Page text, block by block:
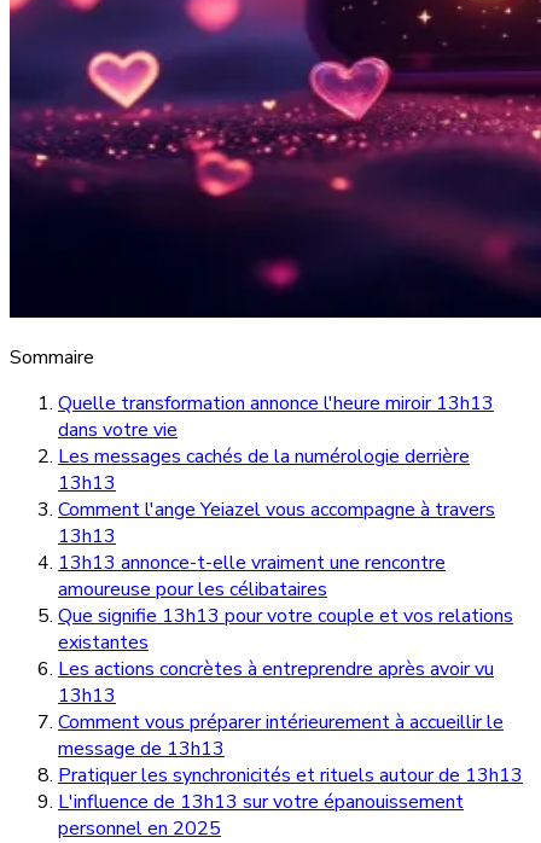
Sommaire
Quelle transformation annonce l'heure miroir 13h13
dans votre vie
Les messages cachés de la numérologie derrière
13h13
Comment l'ange Yeiazel vous accompagne à travers
13h13
13h13 annonce-t-elle vraiment une rencontre
amoureuse pour les célibataires
Que signifie 13h13 pour votre couple et vos relations
existantes
Les actions concrètes à entreprendre après avoir vu
13h13
Comment vous préparer intérieurement à accueillir le
message de 13h13
Pratiquer les synchronicités et rituels autour de 13h13
L'influence de 13h13 sur votre épanouissement
personnel en 2025